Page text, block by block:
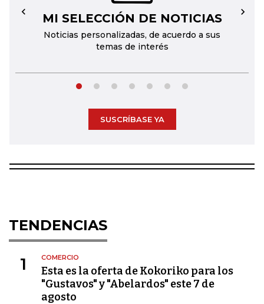
MI SELECCIÓN DE NOTICIAS
Noticias personalizadas, de acuerdo a sus
temas de interés
← →
SUSCRÍBASE YA
TENDENCIAS
1 COMERCIO
Esta es la oferta de Kokoriko para los
"Gustavos" y "Abelardos" este 7 de
agosto